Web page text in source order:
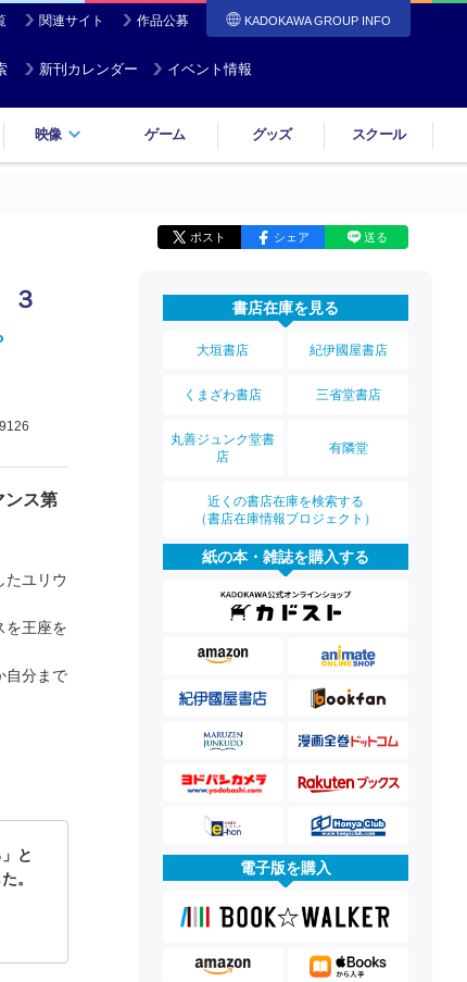
関連サイト 作品公募 KADOKAWA GROUP INFO
新刊カレンダー イベント情報
映像 ゲーム グッズ スクール
ポスト シェア 送る
３
ンス第
ユリウ
を王座を
自分まで
と
。
書店在庫を見る
大垣書店 紀伊國屋書店
くまざわ書店 三省堂書店
丸善ジュンク堂書
店
有隣堂
近くの書店在庫を検索する
（書店在庫情報プロジェクト）
紙の本・雑誌を購入する
電子版を購入